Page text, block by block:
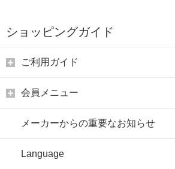
ショッピングガイド
ご利用ガイド
会員メニュー
メーカーからの重要なお知らせ
Language